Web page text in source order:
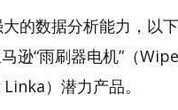
的数据分析能力，以
逊“雨刷器电机”（
）潜力产品。